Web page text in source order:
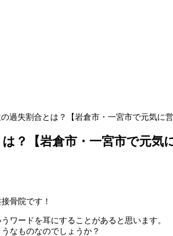
過失割合とは？【岩倉市・一宮市で元気に
？【岩倉市・一宮市で元気
骨院です！
ワードを耳にすることがあると思います。
なものなのでしょうか？